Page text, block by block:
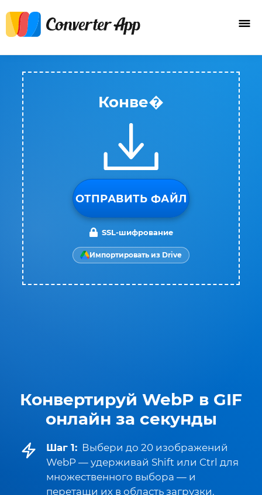
Конвертируй WebP в GIF
онлайн за секунды
Шаг 1: Выбери до 20 изображений
WebP — удерживай Shift или Ctrl для
множественного выбора — и
перетащи их в область загрузки.
Конве�
ОТПРАВИТЬ ФАЙЛ
SSL-шифрование
Импортировать из Drive